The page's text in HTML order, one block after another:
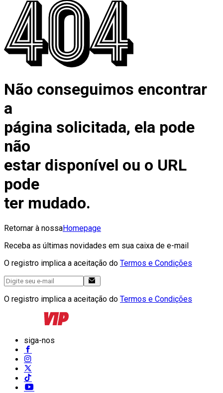
Não conseguimos encontrar
a
página solicitada, ela pode
não
estar disponível ou o URL
pode
ter mudado.
Retornar à nossaHomepage
Receba as últimas novidades em sua caixa de e-mail
O registro implica a aceitação do Termos e Condições
O registro implica a aceitação do Termos e Condições
siga-nos